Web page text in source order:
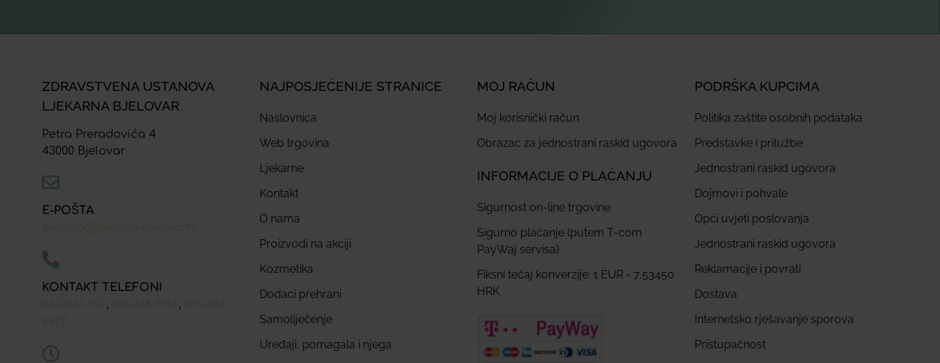
ZDRAVSTVENA USTANOVA
LJEKARNA BJELOVAR
Petra Preradovića 4
43000 Bjelovar
E-POŠTA
KONTAKT TELEFONI
, ,
NAJPOSJEĆENIJE STRANICE
Naslovnica
Web trgovina
Ljekarne
Kontakt
O nama
Proizvodi na akciji
Kozmetika
Dodaci prehrani
Samoliječenje
Uređaji, pomagala i njega
MOJ RAČUN
Moj korisnički račun
Obrazac za jednostrani raskid ugovora
INFORMACIJE O PLAĆANJU
Sigurnost on-line trgovine
Sigurno plaćanje (putem T-com
PayWaj servisa)
Fiksni tečaj konverzije: 1 EUR = 7,53450
HRK
PODRŠKA KUPCIMA
Politika zaštite osobnih podataka
Predstavke i pritužbe
Jednostrani raskid ugovora
Dojmovi i pohvale
Opći uvjeti poslovanja
Jednostrani raskid ugovora
Reklamacije i povrati
Dostava
Internetsko rješavanje sporova
Pristupačnost